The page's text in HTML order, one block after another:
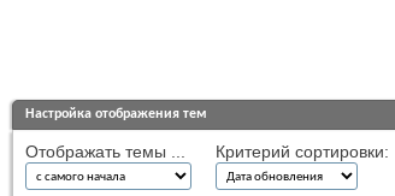
Настройка отображения тем
Отображать темы ... Критерий сортировки: